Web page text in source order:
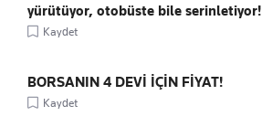
yürütüyor, otobüste bile serinletiyor!
Kaydet
BORSANIN 4 DEVİ İÇİN FİYAT!
Kaydet